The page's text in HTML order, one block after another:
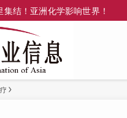
结！亚洲化学影响世界！